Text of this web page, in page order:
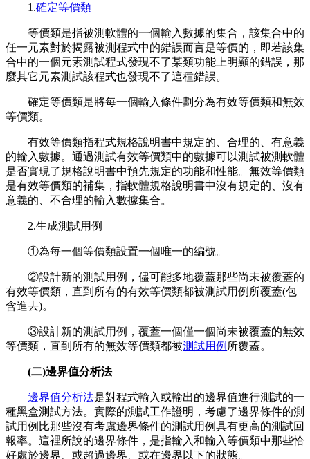
1.確定等價類
等價類是指被測軟體的一個輸入數據的集合，該集合中的
任一元素對於揭露被測程式中的錯誤而言是等價的，即若該集
合中的一個元素測試程式發現不了某類功能上明顯的錯誤，那
麼其它元素測試該程式也發現不了這種錯誤。
確定等價類是將每一個輸入條件劃分為有效等價類和無效
等價類。
有效等價類指程式規格說明書中規定的、合理的、有意義
的輸入數據。通過測試有效等價類中的數據可以測試被測軟體
是否實現了規格說明書中預先規定的功能和性能。無效等價類
是有效等價類的補集，指軟體規格說明書中沒有規定的、沒有
意義的、不合理的輸入數據集合。
2.生成測試用例
①為每一個等價類設置一個唯一的編號。
②設計新的測試用例，儘可能多地覆蓋那些尚未被覆蓋的
有效等價類，直到所有的有效等價類都被測試用例所覆蓋(包
含進去)。
③設計新的測試用例，覆蓋一個僅一個尚未被覆蓋的無效
等價類，直到所有的無效等價類都被測試用例 所覆蓋。
(二)邊界值分析法
邊界值分析法是對程式輸入或輸出的邊界值進行測試的一
種黑盒測試方法。實際的測試工作證明，考慮了邊界條件的測
試用例比那些沒有考慮邊界條件的測試用例具有更高的測試回
報率。這裡所說的邊界條件，是指輸入和輸入等價類中那些恰
好處於邊界、或超過邊界、或在邊界以下的狀態。